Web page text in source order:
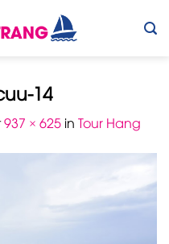
14
937 × 625 in Tour Hang